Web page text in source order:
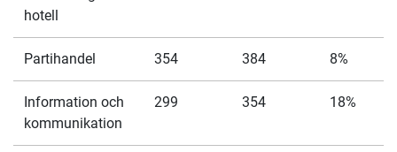
hotell
Partihandel 354 384 8%
Information och
kommunikation
299 354 18%